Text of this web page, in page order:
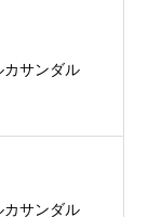
カサンダル
カサンダル